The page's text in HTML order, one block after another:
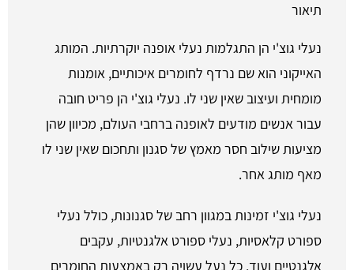
תיאור
נעלי גוצ'י הן התגלמות נעלי אופנה יוקרתיות. המותג
האייקוני הוא שם נרדף לחומרים איכותיים, אומנות
מומחית ועיצוב שאין שני לו. נעלי גוצ'י הן פריט חובה
עבור אנשים מודעים לאופנה ברחבי העולם, מכיוון שהן
מציעות שילוב חסר מאמץ של סגנון ותחכום שאין שני לו
מאף מותג אחר.
נעלי גוצ'י זמינות במגוון רחב של סגנונות, כולל נעלי
ספורט קלאסיות, נעלי ספורט אלגנטיות, עקבים
אלגנטיים ועוד. כל נעל עשויה רק באמצעות החומרים